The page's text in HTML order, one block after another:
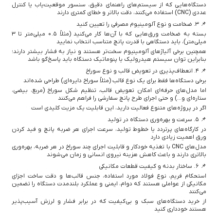
دستگاه‌هایی که از سیستم‌های راهنمای دقیق، سنسور موقعیت‌یاب یا کنترل
عددی (CNC) استفاده می‌کنند، دقت بالاتر و خطای کمتری دارند
📌 ۳. ضخامت و نوع آلومینیوم مصرفی را تعیین کنید
بسته به ضخامت ورق‌هایی که با آن‌ها کار می‌کنید (مثلاً ۰.۵ میلی‌متر تا ۳
میلی‌متر)، باید دستگاهی با قدرت پانچ متناسب انتخاب نمایید
همچنین برخی آلیاژهای آلومینیوم سخت‌تر هستند و نیاز به فشار بیشتر دارند؛
بنابراین توان سیستم هیدرولیک یا پنوماتیک دستگاه باید پاسخ‌گو باشد
📌 ۴. انعطاف‌پذیری در تعویض قالب و نوع سوراخ
برخی دستگاه‌ها فقط برای یک نوع قالب (مثلاً سوراخ دایره‌ای) طراحی شده‌اند
اما مدل‌های حرفه‌ای امکان تعویض قالب، تنظیم شکل سوراخ (مربع، بیضی،
ستاره‌ای و...) و حتی اجرای طرح پانچ سفارشی را فراهم می‌کنند
اگر در پروژه‌های متنوع فعالیت دارید، این قابلیت یک مزیت کلیدی است
📌 ۵. سرعت و بهره‌وری دستگاه در تولید
در کارگاه‌های پرتردد یا خطوط تولید، سرعت اجرای هر ضربه پانچ و فید کردن
ورق اهمیت زیادی دارد
مدل‌های CNC با تغذیه خودکار و قابلیت اجرای چند سوراخ در هر ضربه، بهره‌وری
بالاتری دارند و باعث کاهش هزینه نیروی انسانی و زمان می‌شوند
📌 ۶. ساختار بدنه و کیفیت قطعات مکانیکی
استحکام فریم، نوع فولاد مورد استفاده، جنس قالب‌ها و دقت ساخت اجزای
مکانیکی از عواملی هستند که دوام، ایمنی و عملکرد بلندمدت دستگاه را تضمین
می‌کنند
از خرید دستگاه‌های سبک و بی‌کیفیت که در برابر فشار و لرزش آسیب‌پذیر
هستند خودداری کنید